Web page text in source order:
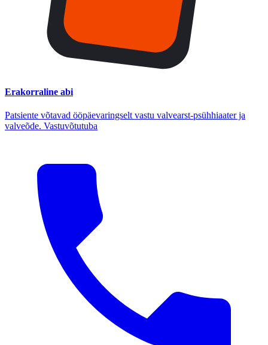
Erakorraline abi
Patsiente võtavad ööpäevaringselt vastu valvearst-psühhiaater ja
valveõde. Vastuvõtutuba